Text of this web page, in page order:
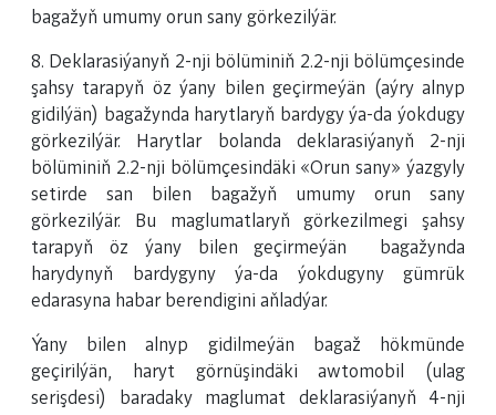
bagažyň umumy orun sany görkezilýär.
8. Deklarasiýanyň 2-nji bölüminiň 2.2-nji bölümçesinde
şahsy tarapyň öz ýany bilen geçirmeýän (aýry alnyp
gidilýän) bagažynda harytlaryň bardygy ýa-da ýokdugy
görkezilýär. Harytlar bolanda deklarasiýanyň 2-nji
bölüminiň 2.2-nji bölümçesindäki «Orun sany» ýazgyly
setirde san bilen bagažyň umumy orun sany
görkezilýär. Bu maglumatlaryň görkezilmegi şahsy
tarapyň öz ýany bilen geçirmeýän bagažynda
harydynyň bardygyny ýa-da ýokdugyny gümrük
edarasyna habar berendigini aňladýar.
Ýany bilen alnyp gidilmeýän bagaž hökmünde
geçirilýän, haryt görnüşindäki awtomobil (ulag
serişdesi) baradaky maglumat deklarasiýanyň 4-nji